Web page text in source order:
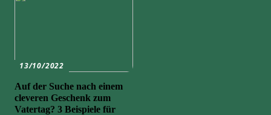
13/10/2022
Auf der Suche nach einem
cleveren Geschenk zum
Vatertag? 3 Beispiele für